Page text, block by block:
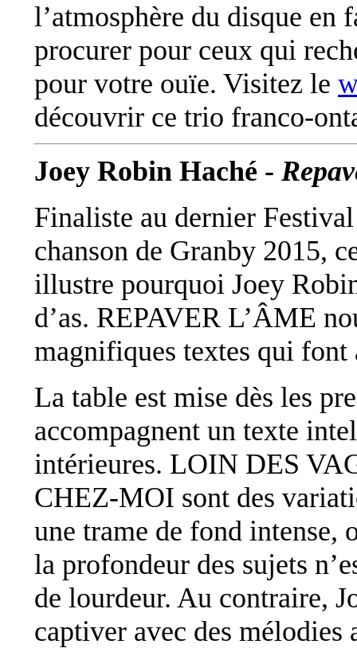
l’atmosphère du disque
procurer pour ceux qui
pour votre ouïe. Visitez le
découvrir ce trio franco-
Joey Robin Haché -
Finaliste au dernier
chanson de Granby 2015,
illustre pourquoi Joey
d’as. REPAVER L’ÂME
magnifiques textes qui
La table est mise dès les
accompagnent un texte
intérieures. LOIN DES
CHEZ-MOI sont des
une trame de fond intense,
la profondeur des sujets
de lourdeur. Au contraire,
captiver avec des mélodies